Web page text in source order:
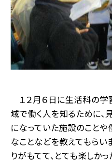
１２月６日に生活科の学
域で働く人を知るために、
になっていた施設のこと
なことなどを教えてもらい
りがもてて、とても楽しかっ